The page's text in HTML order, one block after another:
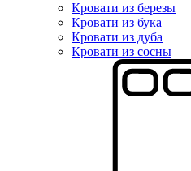
Кровати из березы
Кровати из бука
Кровати из дуба
Кровати из сосны